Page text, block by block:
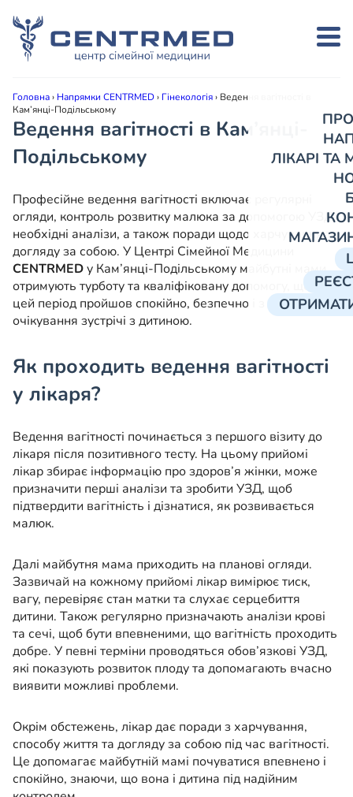
ЛІКАРІ
Головна› Напрямки CENTRMED› Гінекологія› Ведення вагітності в
Кам’янці-Подільському
Ведення вагітності в Кам’янці-
Подільському
Професійне ведення вагітності включає регулярні
огляди, контроль розвитку малюка за допомогою УЗД,
необхідні аналізи, а також поради щодо харчування та
догляду за собою. У Центрі Сімейної Медицини
CENTRMEDу Кам’янці-Подільському майбутні мами
отримують турботу та кваліфіковану допомогу, щоб
цей період пройшов спокійно, безпечно і з радістю
очікування зустрічі з дитиною.
Як проходить ведення вагітності
у лікаря?
Ведення вагітності починається з першого візиту до
лікаря після позитивного тесту. На цьому прийомі
лікар збирає інформацію про здоров’я жінки, може
призначити перші аналізи та зробити УЗД, щоб
підтвердити вагітність і дізнатися, як розвивається
малюк.
Далі майбутня мама приходить на планові огляди.
Зазвичай на кожному прийомі лікар вимірює тиск,
вагу, перевіряє стан матки та слухає серцебиття
дитини. Також регулярно призначають аналізи крові
та сечі, щоб бути впевненими, що вагітність проходить
добре. У певні терміни проводяться обов’язкові УЗД,
які показують розвиток плоду та допомагають вчасно
виявити можливі проблеми.
Окрім обстежень, лікар дає поради з харчування,
способу життя та догляду за собою під час вагітності.
Це допомагає майбутній мамі почуватися впевнено і
спокійно, знаючи, що вона і дитина під надійним